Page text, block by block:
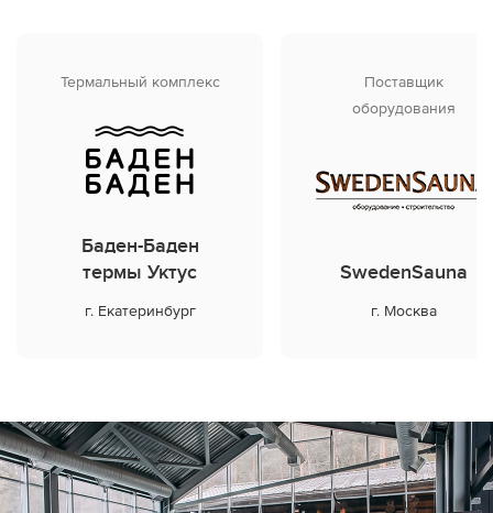
Термальный комплекс
Баден-Баден
термы Уктус
г. Екатеринбург
Поставщик
оборудования
SwedenSauna
г. Москва
О компании
Поддержка